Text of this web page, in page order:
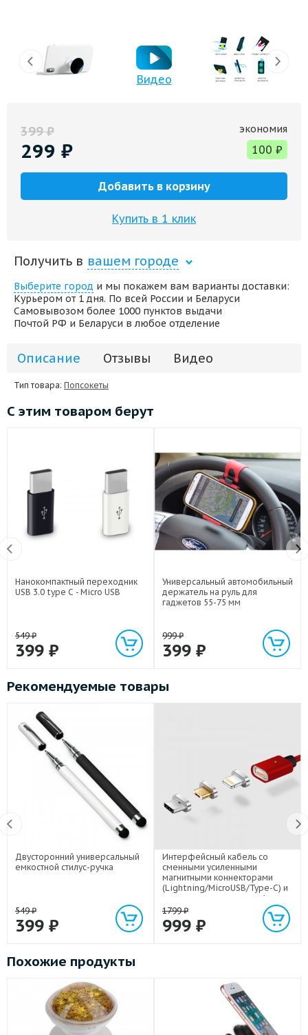
Видео
399₽
299 ₽
экономия
100 ₽
Добавить в корзину
Купить в 1 клик
Получить в вашем городе
Выберите город и мы покажем вам варианты доставки:
Курьером от 1 дня. По всей России и Беларуси
Самовывозом более 1000 пунктов выдачи
Почтой РФ и Беларуси в любое отделение
Описание Отзывы Видео
Тип товара: Попсокеты
С этим товаром берут
Нанокомпактный переходник
USB 3.0 type C - Micro USB
549₽
399 ₽
Универсальный автомобильный
держатель на руль для
гаджетов 55-75 мм
999₽
399 ₽
Рекомендуемые товары
Двусторонний универсальный
емкостной стилус-ручка
549₽
399 ₽
Интерфейсный кабель со
сменными усиленными
магнитными коннекторами
(Lightning/MicroUSB/Type-C) и
световым индикатором 1м
1799₽
999 ₽
Похожие продукты